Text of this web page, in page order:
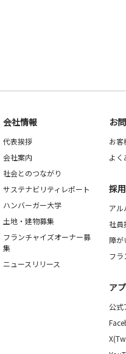
会社情報
代表挨拶
会社案内
社会とのつながり
サステナビリティレポート
ハンバーガー大学
土地・建物募集
フランチャイズオーナー募
集
ニュースリリース
お
お客
よく
採
アル
社員
障が
フラ
ア
公式